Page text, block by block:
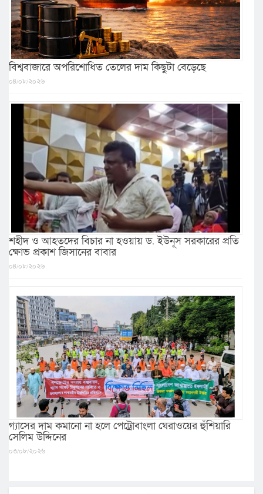
বিশ্ববাজারে অপরিশোধিত তেলের দাম কিছুটা বেড়েছে
০৪/০৮/২০২৬
শহীদ ও আহতদের বিচার না হওয়ায় ড. ইউনূস সরকারের প্রতি
ক্ষোভ প্রকাশ জিসানের বাবার
০৪/০৮/২০২৬
গ্যাসের দাম কমানো না হলে পেট্রোবাংলা ঘেরাওয়ের হুঁশিয়ারি
সেলিম উদ্দিনের
০৩/০৮/২০২৬